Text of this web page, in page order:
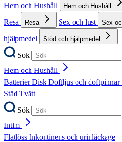
Hem och Hushåll
Hem och Hushåll
Resa
Resa Sex och lust Sex
hjälpmedel
Stöd och hjälpmedel
Sök
Hem och Hushåll
BatterierDisk Doftljus och doftpinnar
Städ Tvätt
Sök
Intim
Flatlöss Inkontinens och urinläckage